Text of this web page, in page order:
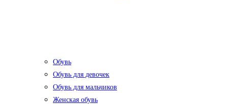
Обувь
Обувь для девочек
Обувь для мальчиков
Женская обувь